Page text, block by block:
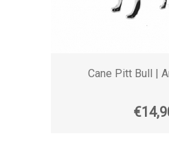
Cane Pitt Bull |